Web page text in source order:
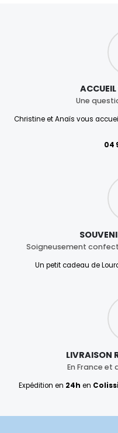
Une
Christine et Anaïs vous
04
Soigneusement
Un petit cadeau de
LIVRAISON
En France et
Expédition en 24h en